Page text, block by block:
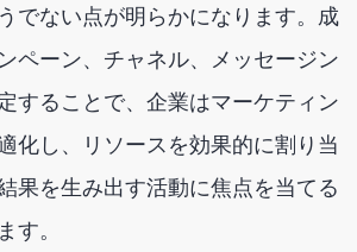
でない点が明らかになります。成
ペーン、チャネル、メッセージン
することで、企業はマーケティン
化し、リソースを効果的に割り当
果を生み出す活動に焦点を当てる
す。